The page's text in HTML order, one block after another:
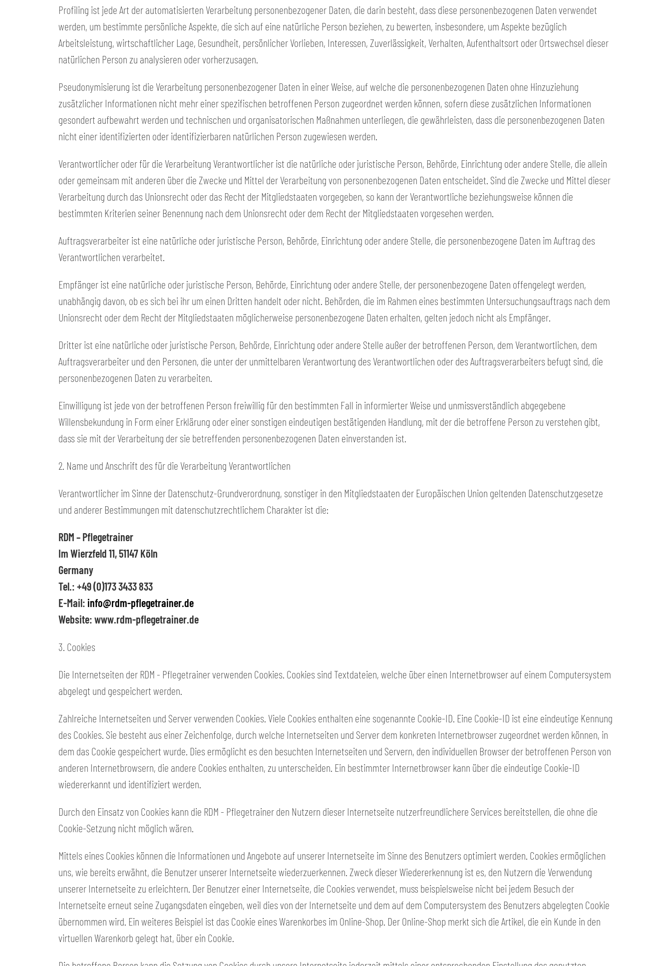
Profiling ist jede Art der automatisierten Verarbeitung personenbezogener Daten, die darin besteht, dass diese personenbezogenen Daten verwendet
werden, um bestimmte persönliche Aspekte, die sich auf eine natürliche Person beziehen, zu bewerten, insbesondere, um Aspekte bezüglich
Arbeitsleistung, wirtschaftlicher Lage, Gesundheit, persönlicher Vorlieben, Interessen, Zuverlässigkeit, Verhalten, Aufenthaltsort oder Ortswechsel dieser
natürlichen Person zu analysieren oder vorherzusagen.
Pseudonymisierung ist die Verarbeitung personenbezogener Daten in einer Weise, auf welche die personenbezogenen Daten ohne Hinzuziehung
zusätzlicher Informationen nicht mehr einer spezifischen betroffenen Person zugeordnet werden können, sofern diese zusätzlichen Informationen
gesondert aufbewahrt werden und technischen und organisatorischen Maßnahmen unterliegen, die gewährleisten, dass die personenbezogenen Daten
nicht einer identifizierten oder identifizierbaren natürlichen Person zugewiesen werden.
Verantwortlicher oder für die Verarbeitung Verantwortlicher ist die natürliche oder juristische Person, Behörde, Einrichtung oder andere Stelle, die allein
oder gemeinsam mit anderen über die Zwecke und Mittel der Verarbeitung von personenbezogenen Daten entscheidet. Sind die Zwecke und Mittel dieser
Verarbeitung durch das Unionsrecht oder das Recht der Mitgliedstaaten vorgegeben, so kann der Verantwortliche beziehungsweise können die
bestimmten Kriterien seiner Benennung nach dem Unionsrecht oder dem Recht der Mitgliedstaaten vorgesehen werden.
Auftragsverarbeiter ist eine natürliche oder juristische Person, Behörde, Einrichtung oder andere Stelle, die personenbezogene Daten im Auftrag des
Verantwortlichen verarbeitet.
Empfänger ist eine natürliche oder juristische Person, Behörde, Einrichtung oder andere Stelle, der personenbezogene Daten offengelegt werden,
unabhängig davon, ob es sich bei ihr um einen Dritten handelt oder nicht. Behörden, die im Rahmen eines bestimmten Untersuchungsauftrags nach dem
Unionsrecht oder dem Recht der Mitgliedstaaten möglicherweise personenbezogene Daten erhalten, gelten jedoch nicht als Empfänger.
Dritter ist eine natürliche oder juristische Person, Behörde, Einrichtung oder andere Stelle außer der betroffenen Person, dem Verantwortlichen, dem
Auftragsverarbeiter und den Personen, die unter der unmittelbaren Verantwortung des Verantwortlichen oder des Auftragsverarbeiters befugt sind, die
personenbezogenen Daten zu verarbeiten.
Einwilligung ist jede von der betroffenen Person freiwillig für den bestimmten Fall in informierter Weise und unmissverständlich abgegebene
Willensbekundung in Form einer Erklärung oder einer sonstigen eindeutigen bestätigenden Handlung, mit der die betroffene Person zu verstehen gibt,
dass sie mit der Verarbeitung der sie betreffenden personenbezogenen Daten einverstanden ist.
2. Name und Anschrift des für die Verarbeitung Verantwortlichen
Verantwortlicher im Sinne der Datenschutz-Grundverordnung, sonstiger in den Mitgliedstaaten der Europäischen Union geltenden Datenschutzgesetze
und anderer Bestimmungen mit datenschutzrechtlichem Charakter ist die:
RDM – Pflegetrainer
Im Wierzfeld 11, 51147 Köln
Germany
Tel.: +49 (0)173 3433 833
E-Mail:info@rdm-pflegetrainer.de
Website: www.rdm-pflegetrainer.de
3. Cookies
Die Internetseiten der RDM - Pflegetrainer verwenden Cookies. Cookies sind Textdateien, welche über einen Internetbrowser auf einem Computersystem
abgelegt und gespeichert werden.
Zahlreiche Internetseiten und Server verwenden Cookies. Viele Cookies enthalten eine sogenannte Cookie-ID. Eine Cookie-ID ist eine eindeutige Kennung
des Cookies. Sie besteht aus einer Zeichenfolge, durch welche Internetseiten und Server dem konkreten Internetbrowser zugeordnet werden können, in
dem das Cookie gespeichert wurde. Dies ermöglicht es den besuchten Internetseiten und Servern, den individuellen Browser der betroffenen Person von
anderen Internetbrowsern, die andere Cookies enthalten, zu unterscheiden. Ein bestimmter Internetbrowser kann über die eindeutige Cookie-ID
wiedererkannt und identifiziert werden.
Durch den Einsatz von Cookies kann die RDM - Pflegetrainer den Nutzern dieser Internetseite nutzerfreundlichere Services bereitstellen, die ohne die
Cookie-Setzung nicht möglich wären.
Mittels eines Cookies können die Informationen und Angebote auf unserer Internetseite im Sinne des Benutzers optimiert werden. Cookies ermöglichen
uns, wie bereits erwähnt, die Benutzer unserer Internetseite wiederzuerkennen. Zweck dieser Wiedererkennung ist es, den Nutzern die Verwendung
unserer Internetseite zu erleichtern. Der Benutzer einer Internetseite, die Cookies verwendet, muss beispielsweise nicht bei jedem Besuch der
Internetseite erneut seine Zugangsdaten eingeben, weil dies von der Internetseite und dem auf dem Computersystem des Benutzers abgelegten Cookie
übernommen wird. Ein weiteres Beispiel ist das Cookie eines Warenkorbes im Online-Shop. Der Online-Shop merkt sich die Artikel, die ein Kunde in den
virtuellen Warenkorb gelegt hat, über ein Cookie.